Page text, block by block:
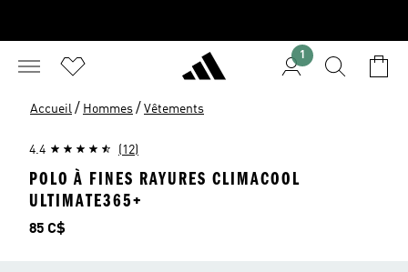
1
Accueil / Hommes / Vêtements
4.4 (12)
POLO À FINES RAYURES CLIMACOOL
ULTIMATE365+
Prix
85 C$